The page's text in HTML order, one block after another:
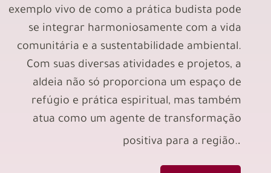
exemplo vivo de como a prática budista pode
se integrar harmoniosamente com a vida
comunitária e a sustentabilidade ambiental.
Com suas diversas atividades e projetos, a
aldeia não só proporciona um espaço de
refúgio e prática espiritual, mas também
atua como um agente de transformação
positiva para a região..